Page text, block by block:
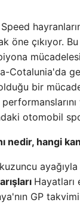
öne çıkıyor.
Cotalunia'da
bir
otomobil
nedir, hangi
Hayatları
GP